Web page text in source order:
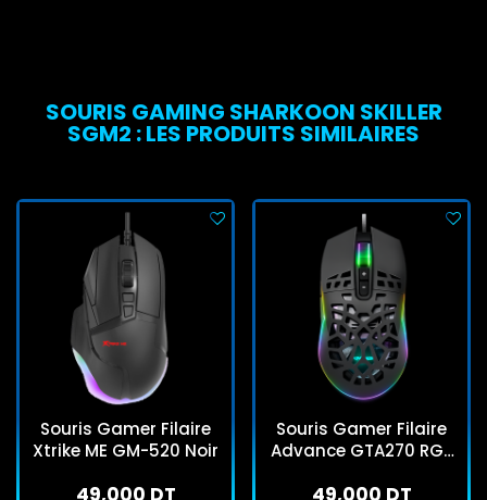
SOURIS GAMING SHARKOON SKILLER
SGM2 : LES PRODUITS SIMILAIRES
Souris Gamer Filaire
Xtrike ME GM-520 Noir
Souris Gamer Filaire
Advance GTA270 RGB